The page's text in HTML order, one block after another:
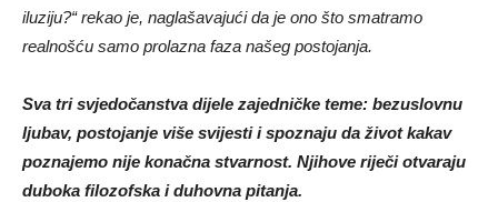
iluziju?“ rekao je, naglašavajući da je ono što smatramo
realnošću samo prolazna faza našeg postojanja.
Sva tri svjedočanstva dijele zajedničke teme: bezuslovnu
ljubav, postojanje više svijesti i spoznaju da život kakav
poznajemo nije konačna stvarnost. Njihove riječi otvaraju
duboka filozofska i duhovna pitanja.